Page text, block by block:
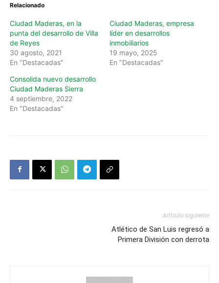
Relacionado
Ciudad Maderas, en la
punta del desarrollo de Villa
de Reyes
30 agosto, 2021
En "Destacadas"
Ciudad Maderas, empresa
líder en desarrollos
inmobiliarios
19 mayo, 2025
En "Destacadas"
Consolida nuevo desarrollo
Ciudad Maderas Sierra
4 septiembre, 2022
En "Destacadas"
Artículo siguiente
Atlético de San Luis regresó a
Primera División con derrota